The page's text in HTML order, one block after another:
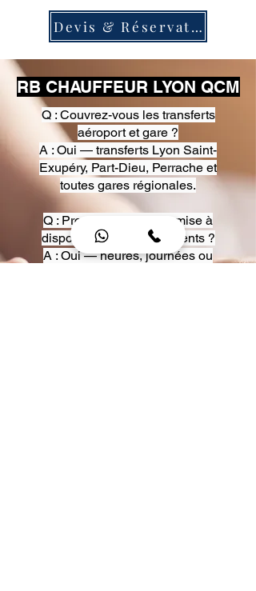
Devis & Réservation
RB CHAUFFEUR LYON QCM
Q : Couvrez-vous les transferts
aéroport et gare ?
A : Oui — transferts Lyon Saint-
Exupéry, Part-Dieu, Perrache et
toutes gares régionales.
Q : Proposez-vous une mise à
disposition pour événements ?
A : Oui — heures, journées ou